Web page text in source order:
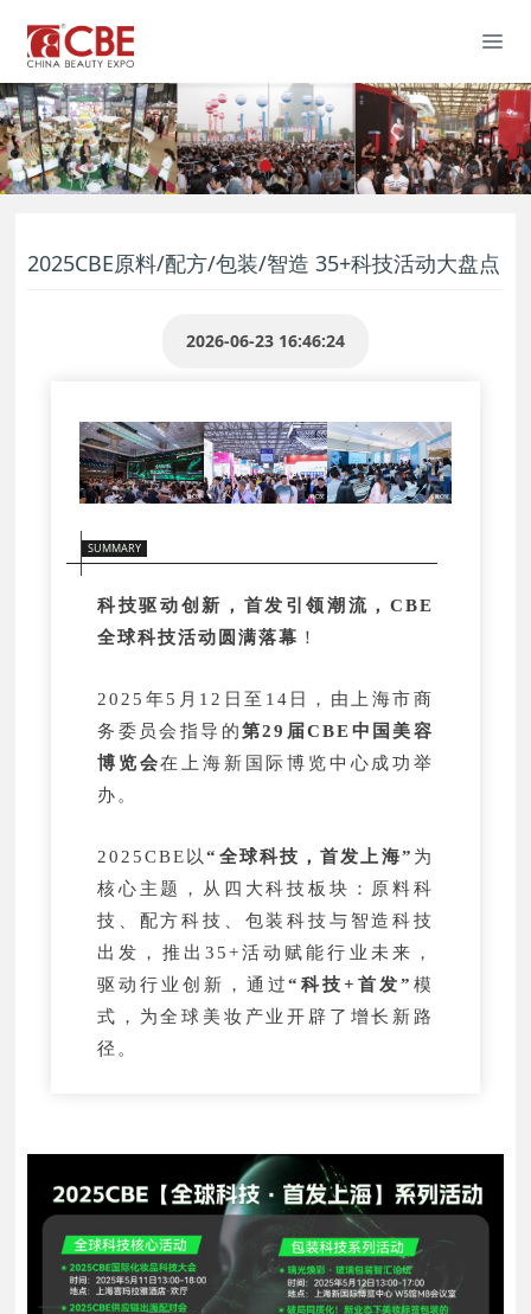
2025CBE原料/配方/包装/智造 35+科技活动大盘点
2026-06-23 16:46:24
SUMMARY
科技驱动创新，首发引领潮流，CBE
全球科技活动圆满落幕 ！
2025年5月12日至14日，由上海市商
务委员会指导的第29届CBE中国美容
博览会在上海新国际博览中心成功举
办。
2025CBE以“全球科技，首发上海” 为
核心主题，从四大科技板块：原料科
技、配方科技、包装科技与智造科技
出发，推出35+活动赋能行业未来，
驱动行业创新，通过“科技+首发” 模
式，为全球美妆产业开辟了增长新路
径。